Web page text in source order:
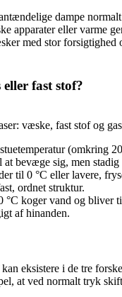
dampe
apparater eller varme
med stor
fast stof?
væske, fast stof og
(omkring
bevæge sig, men
til 0 °C eller lavere,
ordnet struktur.
°C koger vand og bliver
af hinanden.
eksistere i de tre
at ved normalt tryk